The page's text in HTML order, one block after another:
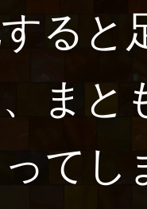
ると
まと
てし